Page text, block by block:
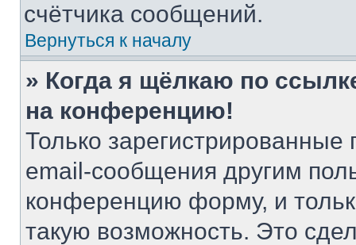
счётчика сообщений.
Вернуться к началу
» Когда я щёлкаю по
на конференцию!
Только зарегистрированные
email-сообщения другим
конференцию форму, и
такую возможность. Это